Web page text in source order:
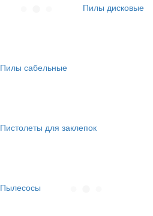
Пилы дисковые
Пилы сабельные
Пистолеты для заклепок
Пылесосы